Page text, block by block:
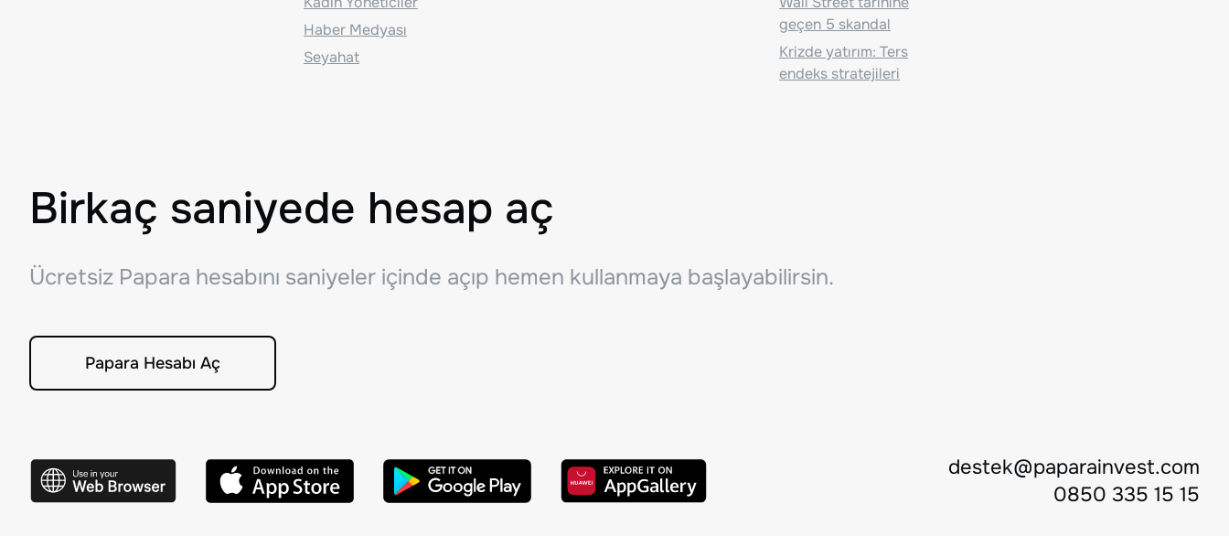
Haber Medyası
Seyahat
geçen 5 skandal
Krizde yatırım: Ters
endeks stratejileri
Birkaç saniyede hesap aç
Ücretsiz Papara hesabını saniyeler içinde açıp hemen kullanmaya başlayabilirsin.
Papara Hesabı Aç
destek@paparainvest.com
0850 335 15 15